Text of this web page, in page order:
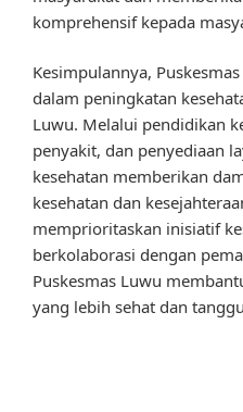
komprehensif kepada
Kesimpulannya,
dalam peningkatan
Luwu. Melalui pendidikan
penyakit, dan penyediaan
kesehatan memberikan
kesehatan dan
memprioritaskan inisiatif
berkolaborasi dengan
Puskesmas Luwu
yang lebih sehat dan